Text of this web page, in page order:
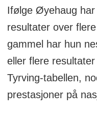
Ifølge Øyehaug
resultater over
gammel har hun
eller flere
Tyrving-tabellen,
prestasjoner på